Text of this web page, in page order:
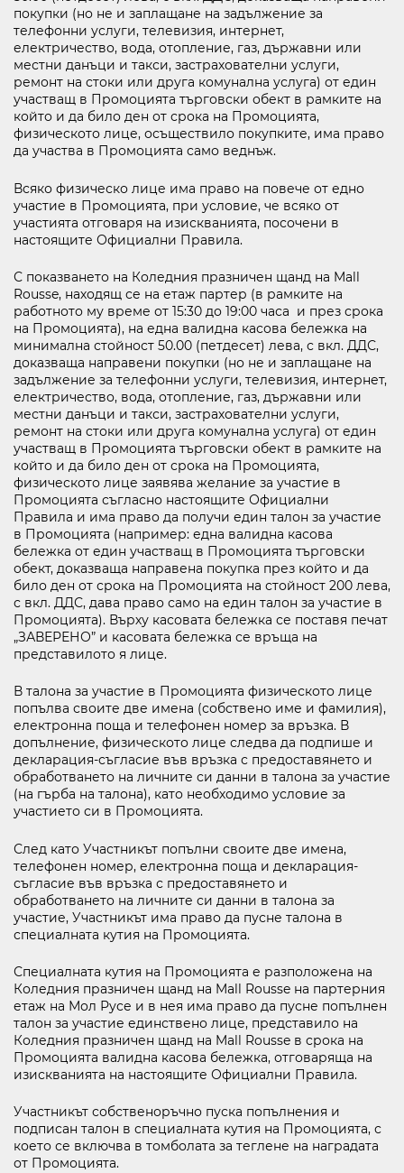
покупки (но не и заплащане на задължение за
телефонни услуги, телевизия, интернет,
електричество, вода, отопление, газ, държавни или
местни данъци и такси, застрахователни услуги,
ремонт на стоки или друга комунална услуга) от един
участващ в Промоцията търговски обект в рамките на
който и да било ден от срока на Промоцията,
физическото лице, осъществило покупките, има право
да участва в Промоцията само веднъж.
Всяко физическо лице има право на повече от едно
участие в Промоцията, при условие, че всяко от
участията отговаря на изискванията, посочени в
настоящите Официални Правила.
С показването на Коледния празничен щанд на Mall
Rousse, находящ се на етаж партер (в рамките на
работното му време от 15:30 до 19:00 часа и през срока
на Промоцията), на една валидна касова бележка на
минимална стойност 50.00 (петдесет) лева, с вкл. ДДС,
доказваща направени покупки (но не и заплащане на
задължение за телефонни услуги, телевизия, интернет,
електричество, вода, отопление, газ, държавни или
местни данъци и такси, застрахователни услуги,
ремонт на стоки или друга комунална услуга) от един
участващ в Промоцията търговски обект в рамките на
който и да било ден от срока на Промоцията,
физическото лице заявява желание за участие в
Промоцията съгласно настоящите Официални
Правила и има право да получи един талон за участие
в Промоцията (например: една валидна касова
бележка от един участващ в Промоцията търговски
обект, доказваща направена покупка през който и да
било ден от срока на Промоцията на стойност 200 лева,
с вкл. ДДС, дава право само на един талон за участие в
Промоцията). Върху касовата бележка се поставя печат
„ЗАВЕРЕНО” и касовата бележка се връща на
представилото я лице.
В талона за участие в Промоцията физическото лице
попълва своите две имена (собствено име и фамилия),
електронна поща и телефонен номер за връзка. В
допълнение, физическото лице следва да подпише и
декларация-съгласие във връзка с предоставянето и
обработването на личните си данни в талона за участие
(на гърба на талона), като необходимо условие за
участието си в Промоцията.
След като Участникът попълни своите две имена,
телефонен номер, електронна поща и декларация-
съгласие във връзка с предоставянето и
обработването на личните си данни в талона за
участие, Участникът има право да пусне талона в
специалната кутия на Промоцията.
Специалната кутия на Промоцията е разположена на
Коледния празничен щанд на Mall Rousse на партерния
етаж на Мол Русе и в нея има право да пусне попълнен
талон за участие единствено лице, представило на
Коледния празничен щанд на Mall Rousse в срока на
Промоцията валидна касова бележка, отговаряща на
изискванията на настоящите Официални Правила.
Участникът собственоръчно пуска попълнения и
подписан талон в специалната кутия на Промоцията, с
което се включва в томболата за теглене на наградата
от Промоцията.